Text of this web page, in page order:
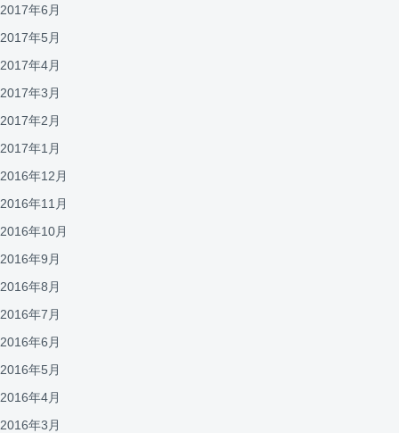
2017年6月
2017年5月
2017年4月
2017年3月
2017年2月
2017年1月
2016年12月
2016年11月
2016年10月
2016年9月
2016年8月
2016年7月
2016年6月
2016年5月
2016年4月
2016年3月